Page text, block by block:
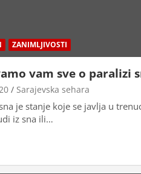
ZANIMLJIVOSTI
vam sve o paralizi
Sarajevska sehara
je stanje koje se javlja u
iz sna ili…